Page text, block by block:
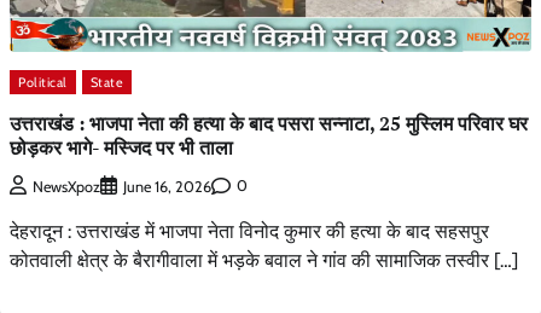
Political State
उत्तराखंड : भाजपा नेता की हत्या के बाद पसरा सन्नाटा, 25 मुस्लिम परिवार घर
छोड़कर भागे- मस्जिद पर भी ताला
NewsXpoz June 16, 2026 0
देहरादून : उत्तराखंड में भाजपा नेता विनोद कुमार की हत्या के बाद सहसपुर
कोतवाली क्षेत्र के बैरागीवाला में भड़के बवाल ने गांव की सामाजिक तस्वीर […]